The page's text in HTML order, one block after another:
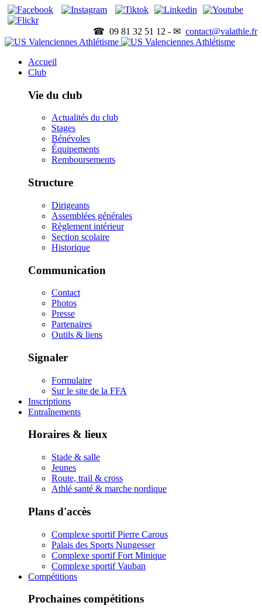
☎ 09 81 32 51 12 - ✉ contact@valathle.fr
Accueil
Club
Vie du club
Actualités du club
Stages
Bénévoles
Équipements
Remboursements
Structure
Dirigeants
Assemblées générales
Règlement intérieur
Section scolaire
Historique
Communication
Contact
Photos
Presse
Partenaires
Outils & liens
Signaler
Formulaire
Sur le site de la FFA
Inscriptions
Entraînements
Horaires & lieux
Stade & salle
Jeunes
Route, trail & cross
Athlé santé & marche nordique
Plans d'accès
Complexe sportif Pierre Carous
Palais des Sports Nungesser
Complexe sportif Fort Minique
Complexe sportif Vauban
Compétitions
Prochaines compétitions